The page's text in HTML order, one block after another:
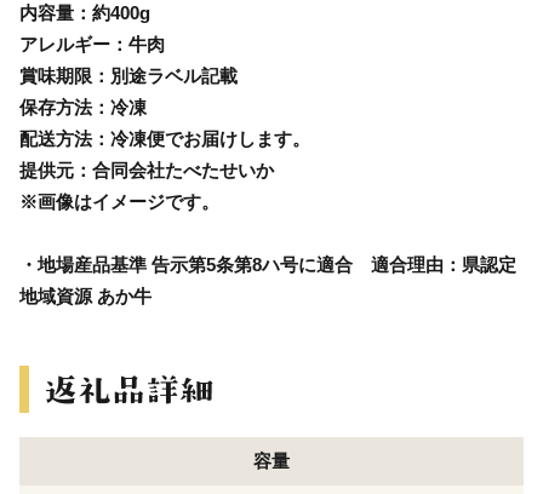
内容量：約400g
アレルギー：牛肉
賞味期限：別途ラベル記載
保存方法：冷凍
配送方法：冷凍便でお届けします。
提供元：合同会社たべたせいか
※画像はイメージです。
・地場産品基準 告示第5条第8ハ号に適合 適合理由：県認定
地域資源 あか牛
容量